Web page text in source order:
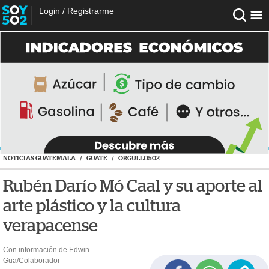
Login / Registrarme
NOTICIAS GUATEMALA / GUATE / ORGULLO502
Rubén Darío Mó Caal y su aporte al
arte plástico y la cultura
verapacense
Con información de Edwin
Gua/Colaborador